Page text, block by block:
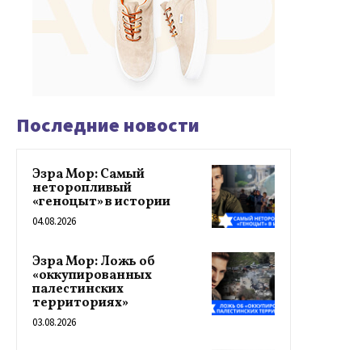
Последние новости
Эзра Мор: Самый
неторопливый
«геноцыт» в истории
04.08.2026
Эзра Мор: Ложь об
«оккупированных
палестинских
территориях»
03.08.2026